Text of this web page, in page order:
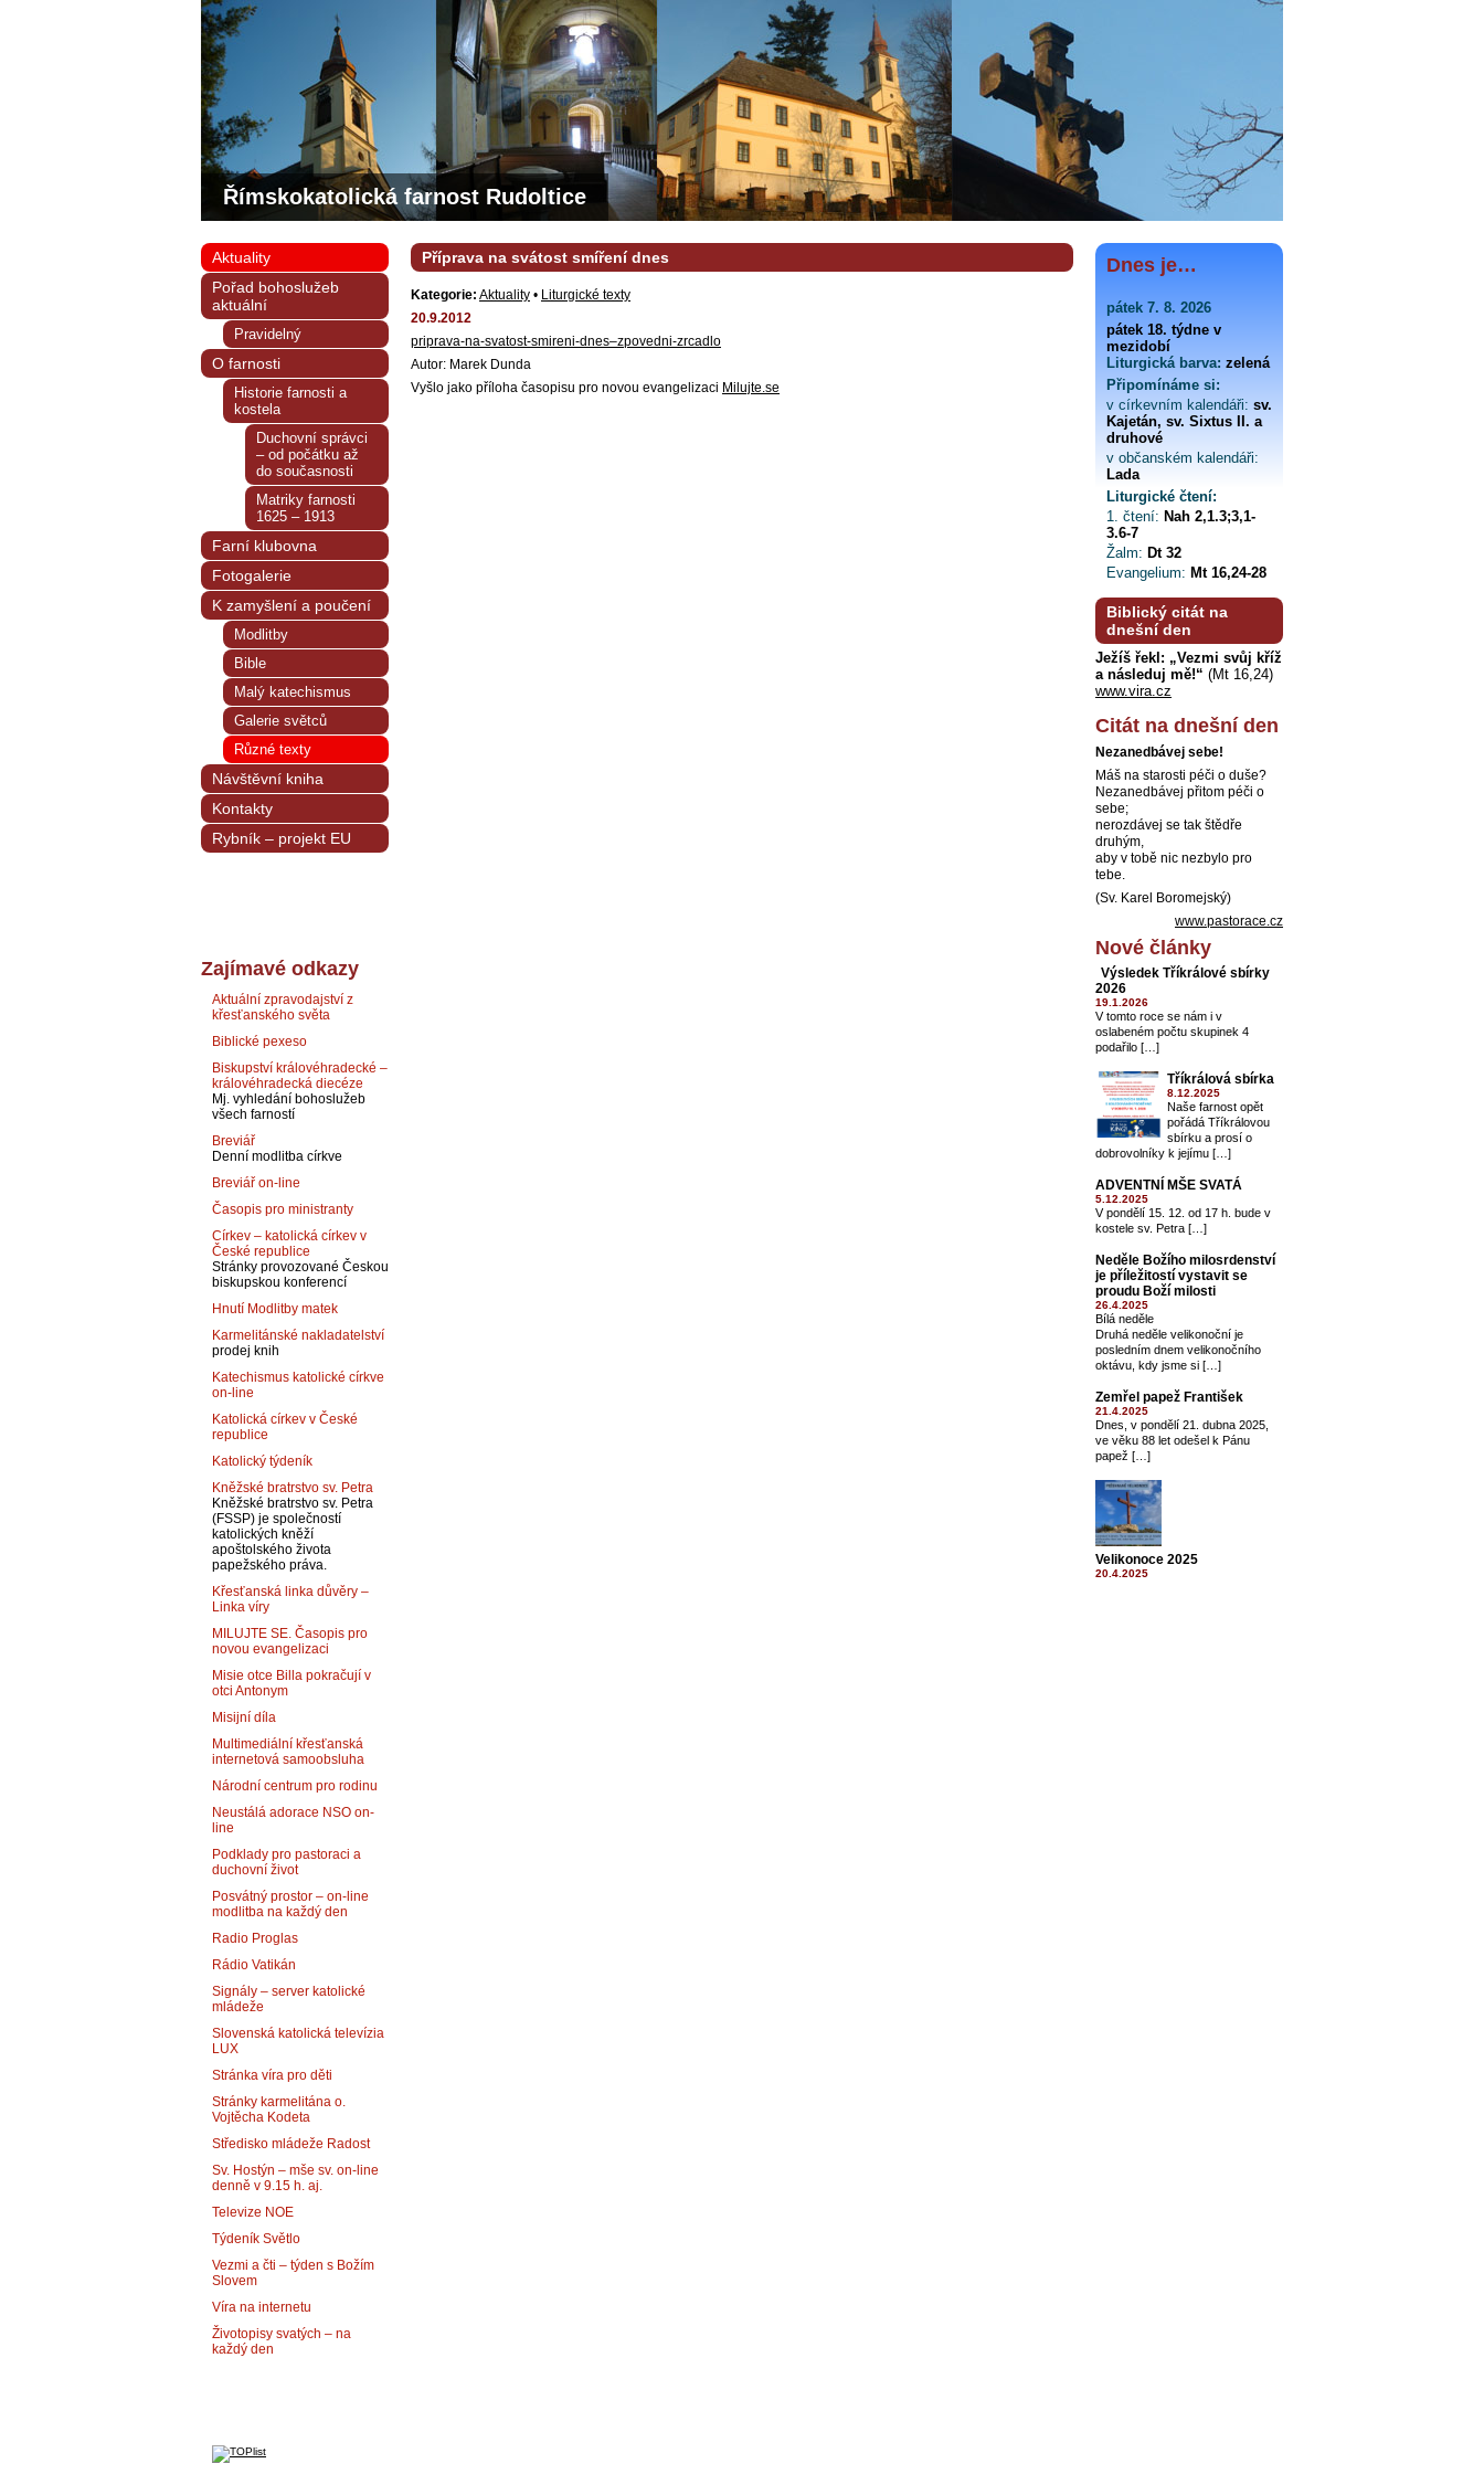
Římskokatolická farnost Rudoltice
Příprava na svátost smíření dnes
Kategorie: Aktuality • Liturgické texty
20.9.2012
priprava-na-svatost-smireni-dnes–zpovedni-zrcadlo
Autor: Marek Dunda
Vyšlo jako příloha časopisu pro novou evangelizaci Milujte.se
Aktuality
Pořad bohoslužeb
aktuální
Pravidelný
O farnosti
Historie farnosti a
kostela
Duchovní správci
– od počátku až
do současnosti
Matriky farnosti
1625 – 1913
Farní klubovna
Fotogalerie
K zamyšlení a poučení
Modlitby
Bible
Malý katechismus
Galerie světců
Různé texty
Návštěvní kniha
Kontakty
Rybník – projekt EU
Zajímavé odkazy
Aktuální zpravodajství z
křesťanského světa
Biblické pexeso
Biskupství královéhradecké –
královéhradecká diecéze
Mj. vyhledání bohoslužeb
všech farností
Breviář
Denní modlitba církve
Breviář on-line
Časopis pro ministranty
Církev – katolická církev v
České republice
Stránky provozované Českou
biskupskou konferencí
Hnutí Modlitby matek
Karmelitánské nakladatelství
prodej knih
Katechismus katolické církve
on-line
Katolická církev v České
republice
Katolický týdeník
Kněžské bratrstvo sv. Petra
Kněžské bratrstvo sv. Petra
(FSSP) je společností
katolických kněží
apoštolského života
papežského práva.
Křesťanská linka důvěry –
Linka víry
MILUJTE SE. Časopis pro
novou evangelizaci
Misie otce Billa pokračují v
otci Antonym
Misijní díla
Multimediální křesťanská
internetová samoobsluha
Národní centrum pro rodinu
Neustálá adorace NSO on-
line
Podklady pro pastoraci a
duchovní život
Posvátný prostor – on-line
modlitba na každý den
Radio Proglas
Rádio Vatikán
Signály – server katolické
mládeže
Slovenská katolická televízia
LUX
Stránka víra pro děti
Stránky karmelitána o.
Vojtěcha Kodeta
Středisko mládeže Radost
Sv. Hostýn – mše sv. on-line
denně v 9.15 h. aj.
Televize NOE
Týdeník Světlo
Vezmi a čti – týden s Božím
Slovem
Víra na internetu
Životopisy svatých – na
každý den
Dnes je…
pátek 7. 8. 2026
pátek 18. týdne v
mezidobí
Liturgická barva: zelená
Připomínáme si:
v církevním kalendáři: sv.
Kajetán, sv. Sixtus II. a
druhové
v občanském kalendáři:
Lada
Liturgické čtení:
1. čtení: Nah 2,1.3;3,1-
3.6-7
Žalm: Dt 32
Evangelium: Mt 16,24-28
Biblický citát na
dnešní den
Ježíš řekl: „Vezmi svůj kříž
a následuj mě!“ (Mt 16,24)
www.vira.cz
Citát na dnešní den
Nezanedbávej sebe!
Máš na starosti péči o duše?
Nezanedbávej přitom péči o
sebe;
nerozdávej se tak štědře
druhým,
aby v tobě nic nezbylo pro
tebe.
(Sv. Karel Boromejský)
www.pastorace.cz
Nové články
Výsledek Tříkrálové sbírky
2026
19.1.2026
V tomto roce se nám i v
oslabeném počtu skupinek 4
podařilo […]
Tříkrálová sbírka
8.12.2025
Naše farnost opět
pořádá Tříkrálovou
sbírku a prosí o
dobrovolníky k jejímu […]
ADVENTNÍ MŠE SVATÁ
5.12.2025
V pondělí 15. 12. od 17 h. bude v
kostele sv. Petra […]
Neděle Božího milosrdenství
je příležitostí vystavit se
proudu Boží milosti
26.4.2025
Bílá neděle
Druhá neděle velikonoční je
posledním dnem velikonočního
oktávu, kdy jsme si […]
Zemřel papež František
21.4.2025
Dnes, v pondělí 21. dubna 2025,
ve věku 88 let odešel k Pánu
papež […]
Velikonoce 2025
20.4.2025